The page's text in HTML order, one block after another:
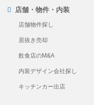
店舗・物件・内装
店舗物件探し
居抜き売却
飲食店のM&A
内装デザイン会社探し
キッチンカー出店